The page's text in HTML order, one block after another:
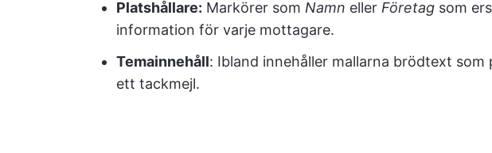
Platshållare: Markörer som Namn eller Företag som
information för varje mottagare.
Temainnehåll: Ibland innehåller mallarna brödtext som
ett tackmejl.